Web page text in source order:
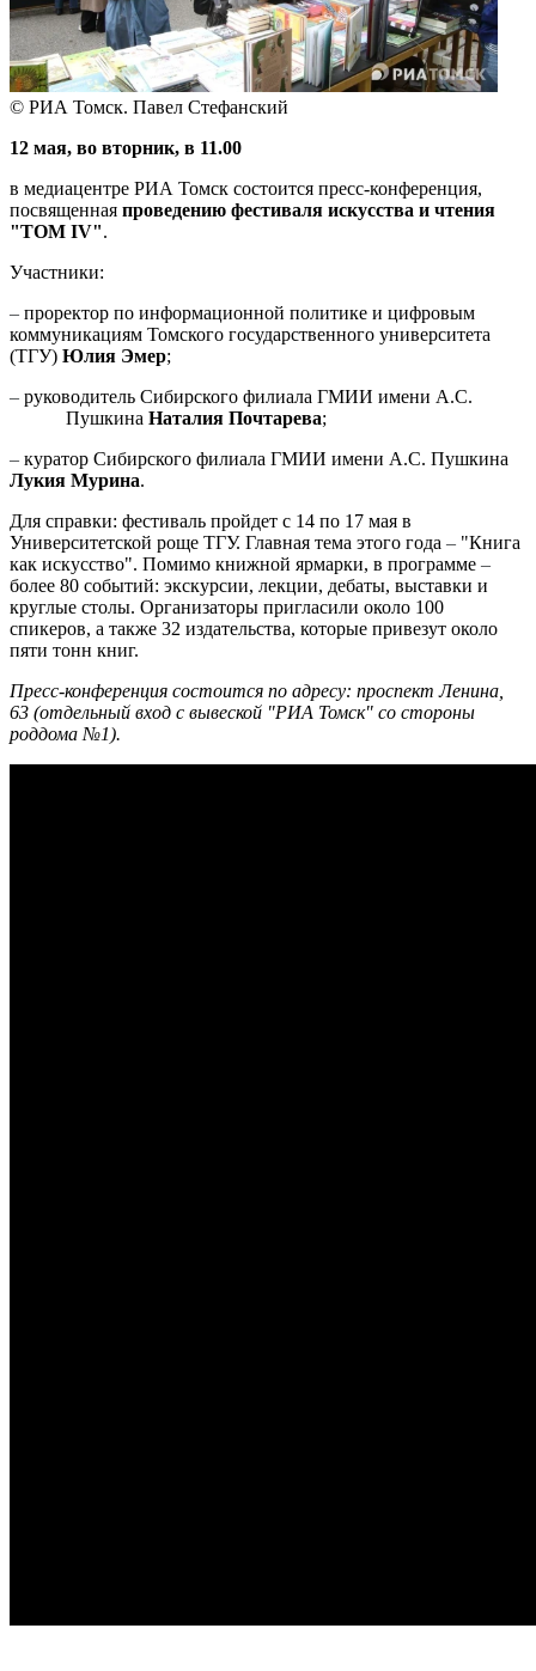
© РИА Томск. Павел Стефанский
12 мая, во вторник, в 11.00
в медиацентре РИА Томск состоится пресс-конференция,
посвященная проведению фестиваля искусства и чтения
"TOM IV".
Участники:
– проректор по информационной политике и цифровым
коммуникациям Томского государственного университета
(ТГУ) Юлия Эмер;
– руководитель Сибирского филиала ГМИИ имени А.С.
ПушкинаНаталия Почтарева;
– куратор Сибирского филиала ГМИИ имени А.С. Пушкина
Лукия Мурина.
Для справки: фестиваль пройдет с 14 по 17 мая в
Университетской роще ТГУ. Главная тема этого года – "Книга
как искусство". Помимо книжной ярмарки, в программе –
более 80 событий: экскурсии, лекции, дебаты, выставки и
круглые столы. Организаторы пригласили около 100
спикеров, а также 32 издательства, которые привезут около
пяти тонн книг.
Пресс-конференция состоится по адресу: проспект Ленина,
63 (отдельный вход с вывеской "РИА Томск" со стороны
роддома №1).